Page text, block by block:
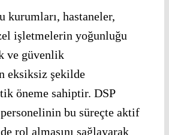
kurumları, hastaneler,
işletmelerin yoğunluğu
ve güvenlik
eksiksiz şekilde
öneme sahiptir. DSP
bu süreçte aktif
rol almasını sağlayarak